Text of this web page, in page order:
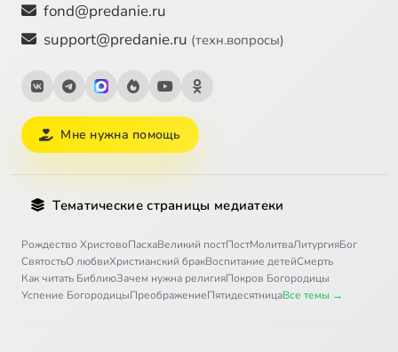
fond@predanie.ru
support@predanie.ru (техн.вопросы)
Мне нужна помощь
Тематические страницы медиатеки
Рождество ХристовоПасхаВеликий постПостМолитваЛитургияБог
СвятостьО любвиХристианский бракВоспитание детейСмерть
Как читать БиблиюЗачем нужна религияПокров Богородицы
Успение БогородицыПреображениеПятидесятницаВсе темы →